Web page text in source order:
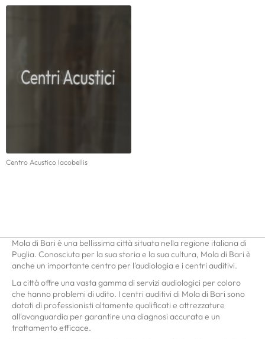
Centro Acustico Iacobellis
Mola di Bari è una bellissima città situata nella regione italiana di
Puglia. Conosciuta per la sua storia e la sua cultura, Mola di Bari è
anche un importante centro per l'audiologia e i centri auditivi.
La città offre una vasta gamma di servizi audiologici per coloro
che hanno problemi di udito. I centri auditivi di Mola di Bari sono
dotati di professionisti altamente qualificati e attrezzature
all'avanguardia per garantire una diagnosi accurata e un
trattamento efficace.